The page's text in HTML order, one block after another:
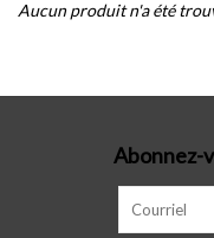
Aucun produit n'a été
Abonnez-